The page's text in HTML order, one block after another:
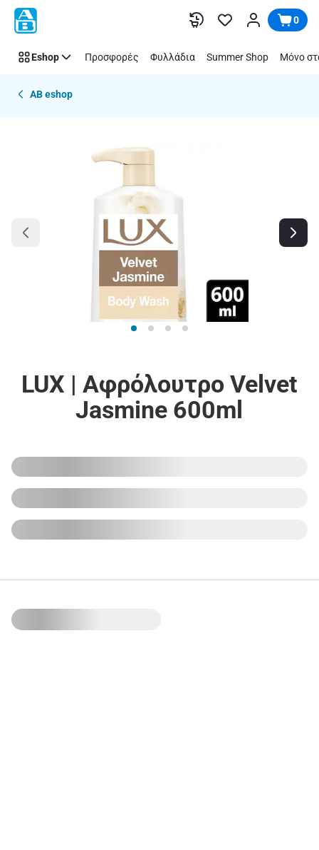
Παράλειψη 0
Eshop Προσφορές Φυλλάδια Summer Shop Μόνο
AB eshop
LUX | Αφρόλουτρο Velvet
Jasmine 600ml